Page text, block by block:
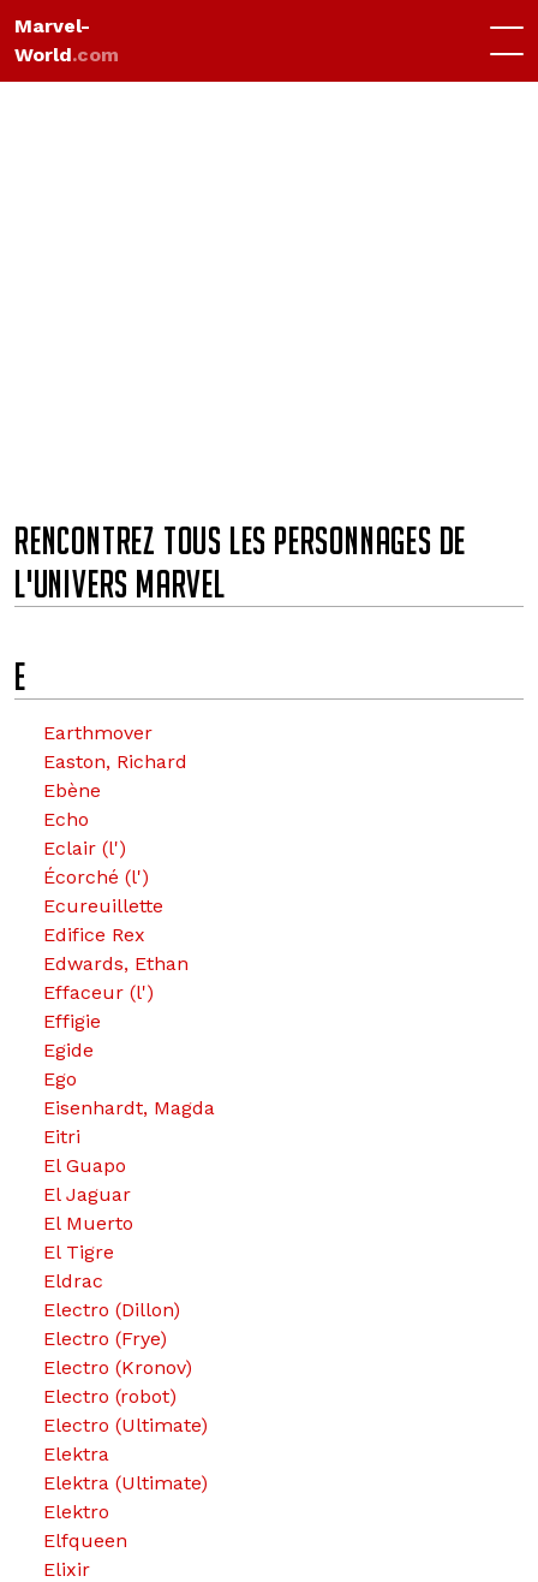
Marvel-
World.com
RENCONTREZ TOUS LES PERSONNAGES DE
L'UNIVERS MARVEL
E
Earthmover
Easton, Richard
Ebène
Echo
Eclair (l')
Écorché (l')
Ecureuillette
Edifice Rex
Edwards, Ethan
Effaceur (l')
Effigie
Egide
Ego
Eisenhardt, Magda
Eitri
El Guapo
El Jaguar
El Muerto
El Tigre
Eldrac
Electro (Dillon)
Electro (Frye)
Electro (Kronov)
Electro (robot)
Electro (Ultimate)
Elektra
Elektra (Ultimate)
Elektro
Elfqueen
Elixir